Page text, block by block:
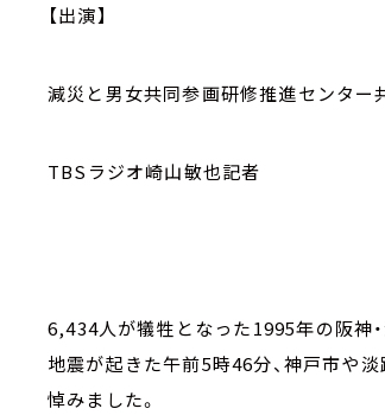
【出演】
減災と男女共同参画研修推進センター
TBSラジオ崎山敏也記者
6,434人が犠牲となった1995年の阪神
地震が起きた午前5時46分、神戸市や
悼みました。